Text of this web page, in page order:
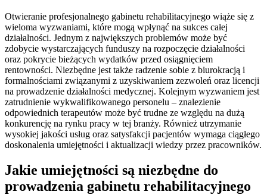
Otwieranie profesjonalnego gabinetu rehabilitacyjnego wiąże się z
wieloma wyzwaniami, które mogą wpłynąć na sukces całej
działalności. Jednym z największych problemów może być
zdobycie wystarczających funduszy na rozpoczęcie działalności
oraz pokrycie bieżących wydatków przed osiągnięciem
rentowności. Niezbędne jest także radzenie sobie z biurokracją i
formalnościami związanymi z uzyskiwaniem zezwoleń oraz licencji
na prowadzenie działalności medycznej. Kolejnym wyzwaniem jest
zatrudnienie wykwalifikowanego personelu – znalezienie
odpowiednich terapeutów może być trudne ze względu na dużą
konkurencję na rynku pracy w tej branży. Również utrzymanie
wysokiej jakości usług oraz satysfakcji pacjentów wymaga ciągłego
doskonalenia umiejętności i aktualizacji wiedzy przez pracowników.
Jakie umiejętności są niezbędne do
prowadzenia gabinetu rehabilitacyjnego